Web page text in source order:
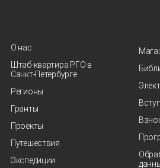
О нас
Штаб-квартира РГО в
Санкт‑Петербурге
Регионы
Гранты
Проекты
Путешествия
Экспедиции